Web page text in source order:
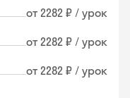
от 2282 ₽ / урок
от 2282 ₽ / урок
от 2282 ₽ / урок